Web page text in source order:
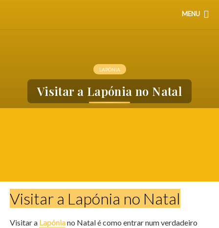
MENU
LAPÓNIA
Visitar a Lapónia no Natal
Visitar a Lapónia no Natal
Visitar a Lapóniano Natal é como entrar num verdadeiro